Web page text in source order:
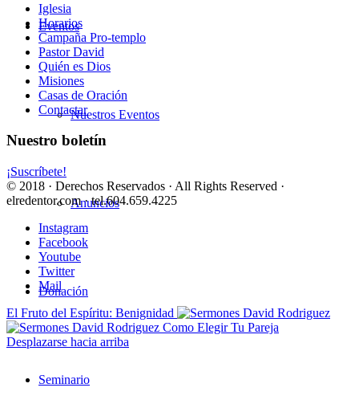
Eventos
Nuestros Eventos
Anuncios
Donación
Seminario
Iglesia
Horarios
Campaña Pro-templo
Pastor David
Quién es Dios
Misiones
Casas de Oración
Contactar
Nuestro boletín
¡Suscríbete!
© 2018 · Derechos Reservados · All Rights Reserved ·
elredentor.com · tel.604.659.4225
Instagram
Facebook
Youtube
Twitter
Mail
El Fruto del Espíritu: Benignidad
Como Elegir Tu Pareja
Desplazarse hacia arriba